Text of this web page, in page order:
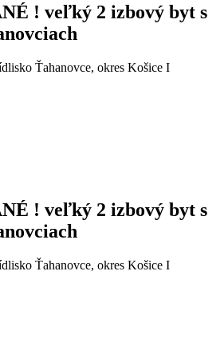
! veľký 2 izbový byt s
Ťahanovce, okres Košice I
! veľký 2 izbový byt s
Ťahanovce, okres Košice I